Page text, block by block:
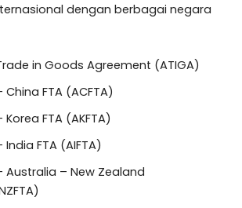
dengan berbagai negara
in Goods Agreement (ATIGA)
China FTA (ACFTA)
Korea FTA (AKFTA)
India FTA (AIFTA)
Australia – New Zealand